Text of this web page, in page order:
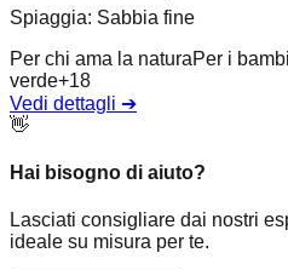
Spiaggia: Sabbia fine
Per chi ama la naturaPer i
verde+18
Vedi dettagli ➔
👋
Hai bisogno di aiuto?
Lasciati consigliare dai nostri
ideale su misura per te.